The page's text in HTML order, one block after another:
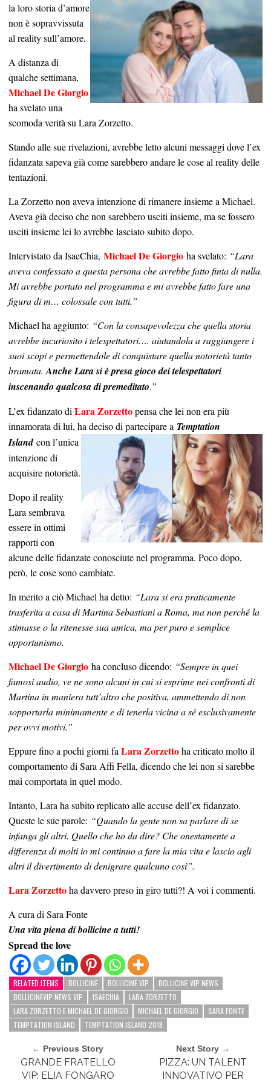
la loro storia d’amore
non è sopravvissuta
al reality sull’amore.
A distanza di
qualche settimana,
Michael De Giorgio
ha svelato una
scomoda verità su Lara Zorzetto.
Stando alle sue rivelazioni, avrebbe letto alcuni messaggi dove l’ex
fidanzata sapeva già come sarebbero andare le cose al reality delle
tentazioni.
La Zorzetto non aveva intenzione di rimanere insieme a Michael.
Aveva già deciso che non sarebbero usciti insieme, ma se fossero
usciti insieme lei lo avrebbe lasciato subito dopo.
Intervistato da IsaeChia, Michael De Giorgio ha svelato: “Lara
aveva confessato a questa persona che avrebbe fatto finta di nulla.
Mi avrebbe portato nel programma e miavrebbe fatto fare una
figura di m… colossale con tutti.”
Michael ha aggiunto: “Con la consapevolezza che quella storia
avrebbe incuriosito i telespettatori…. aiutandola a raggiungere i
suoi scopi e permettendole di conquistare quella notorietà tanto
bramata. Anche Lara si è presa gioco dei telespettatori
inscenando qualcosa di premeditato.”
L’ex fidanzato diLara Zorzettopensa che lei non era più
innamorata di lui, ha deciso di partecipare a Temptation
Islandcon l’unica
intenzione di
acquisire notorietà.
Dopo il reality
Lara sembrava
essere in ottimi
rapporti con
alcune delle fidanzate conosciute nel programma. Poco dopo,
però, le cose sono cambiate.
In merito a ciò Michael ha detto: “Lara si era praticamente
trasferita a casa di Martina Sebastiani a Roma, ma non perché la
stimasse o la ritenesse sua amica, ma per puro e semplice
opportunismo.
Michael De Giorgio ha concluso dicendo: “Sempre in quei
famosi audio, ve ne sono alcuni in cui si esprime nei confronti di
Martina in maniera tutt’altro che positiva, ammettendo di non
sopportarla minimamente e di tenerla vicina a sé esclusivamente
per ovvi motivi.”
Eppure fino a pochi giorni faLara Zorzettoha criticato molto il
comportamento di Sara Affi Fella, dicendo che lei non si sarebbe
mai comportata in quel modo.
Intanto, Lara ha subito replicato alle accuse dell’ex fidanzato.
Queste le sue parole: “Quando la gente non sa parlare di se
infanga gli altri. Quello che ho da dire? Che onestamente a
differenza di molti io mi continuo a fare la mia vita e lascio agli
altri il divertimento di denigrare qualcuno così”.
Lara Zorzettoha davvero preso in giro tutti?! A voi i commenti.
A cura di Sara Fonte
Una vita piena di bollicine a tutti!
Spread the love
RELATED ITEMS BOLLICINE BOLLICINE VIP
BOLLICINE VIP NEWS
BOLLICINEVIP NEWS VIP
ISAECHIA
LARA ZORZETTO
LARA ZORZETTO E MICHAEL DE GIORGIO
MICHAEL DE GIORGIO
SARA FONTE
TEMPTATION ISLAND
TEMPTATION ISLAND 2018
← Previous Story
GRANDE FRATELLO
VIP: ELIA FONGARO
Next Story →
PIZZA: UN TALENT
INNOVATIVO PER